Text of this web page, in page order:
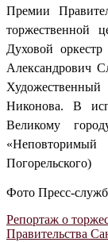
Премии
торжественной
Духовой
Александрович
Никонова. В
Великому
Погорельского)
Фото Пресс-
Репортаж о
Правительства